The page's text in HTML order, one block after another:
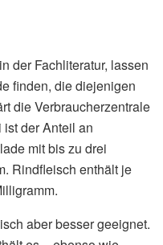
der Fachliteratur, lassen
finden, die diejenigen
die Verbraucherzentrale
der Anteil an
mit bis zu drei
Rindfleisch enthält je
aber besser geeignet.